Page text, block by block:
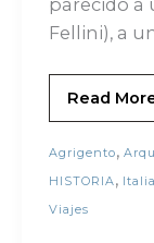
parecido a
Fellini), a
Read
Agrigento,
HISTORIA, Italia
Viajes